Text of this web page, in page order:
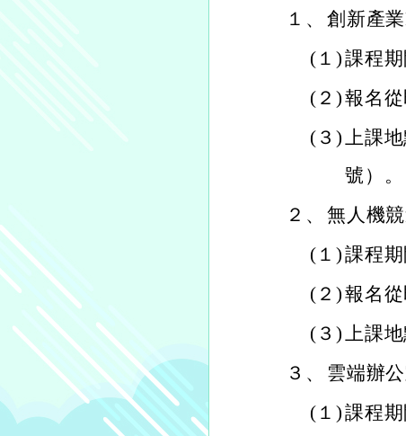
１、 創新產
(１)課程
(２)報名
(３)上課
號）。
２、 無人機
(１)課程
(２)報名
(３)上課
３、
雲端辦
(１)課程